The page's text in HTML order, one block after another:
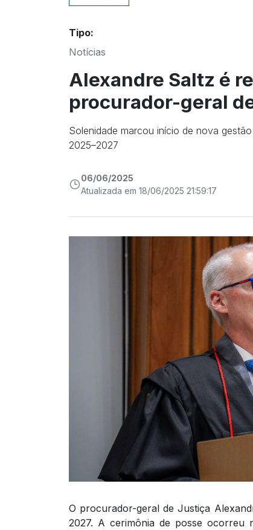
Tipo:
Notícias
Alexandre Saltz é
procurador-geral
Solenidade marcou início de nova
2025–2027
06/06/2025
Atualizada em 18/06/2025 21:59:17
O procurador-geral de Justiça
2027. A cerimônia de posse ocorreu